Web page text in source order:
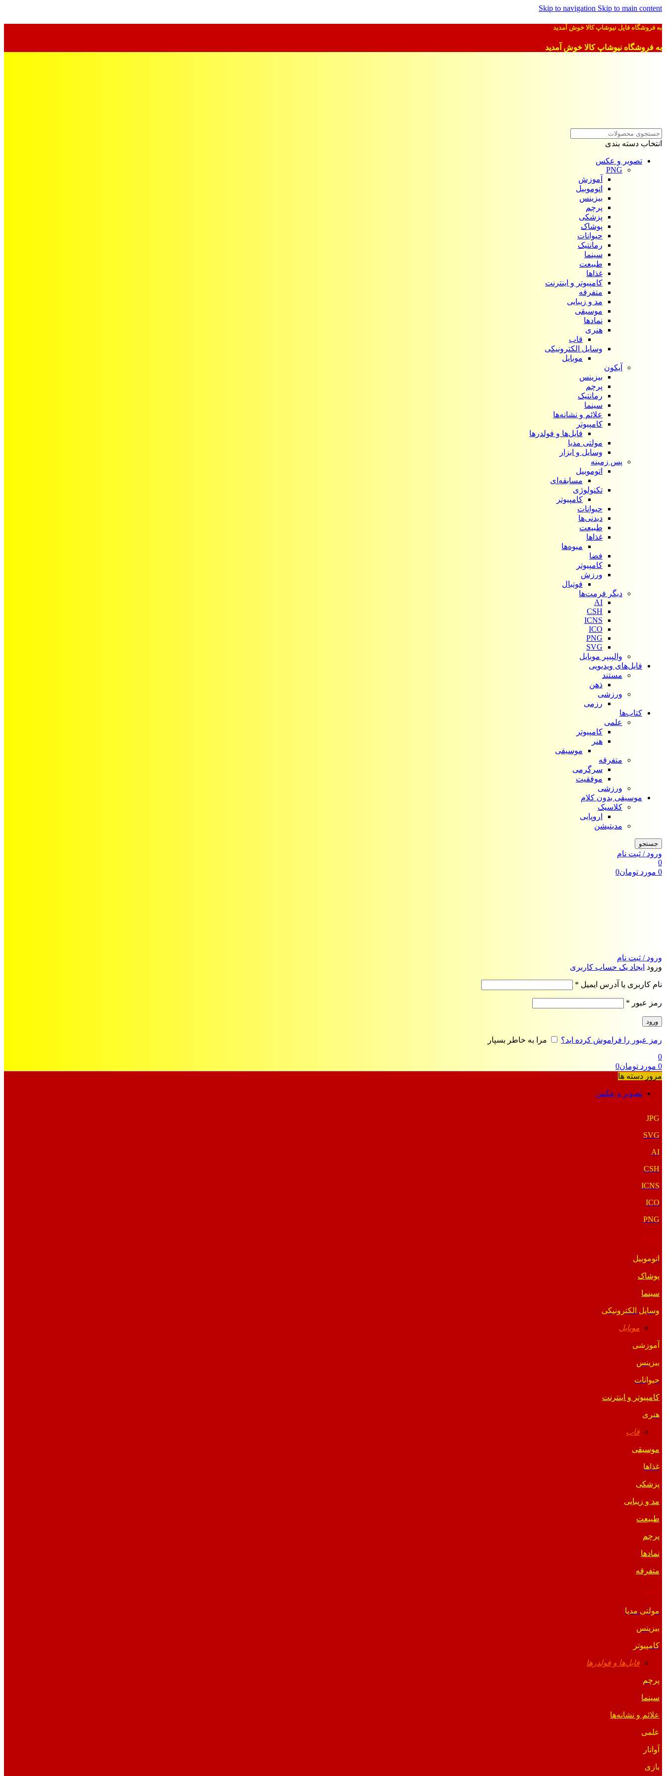
Skip to navigation Skip to main content
به فروشگاه فایل نیوشاپ کالا خوش آمدید
به فروشگاه نیوشاپ کالا خوش آمدید
انتخاب دسته بندی
تصویر و عکس
PNG
آموزش
اتوموبیل
بیزینس
پرچم
پزشکی
پوشاک
حیوانات
رمانتیک
سینما
طبیعت
غذاها
کامپیوتر و اینترنت
متفرقه
مد و زیبایی
موسیقی
نمادها
هنری
قاب
وسایل الکترونیکی
موبایل
آیکون‌
بیزینس
پرچم
رمانتیک
سینما
علائم و نشانه‌ها
کامپیوتر
فایل‌ها و فولدرها
مولتی مدیا
وسایل و ابزار
پس زمینه
اتوموبیل
مسابقه‌ای
تکنولوژی
کامپیوتر
حیوانات
دیدنی‌ها
طبیعت
غذاها
میوه‌ها
فضا
کامپیوتر
ورزش
فوتبال
دیگر فرمت‌ها
AI
CSH
ICNS
ICO
PNG
SVG
والپیپر موبایل
فایل‌های ویدیویی
مستند
ذهن
ورزشی
رزمی
کتاب‌ها
علمی
کامپیوتر
هنر
موسیقی
متفرقه
سرگرمی
موفقیت
ورزشی
موسیقی بدون کلام
کلاسیک
اروپایی
مدیتیشن
جستجو
ورود / ثبت نام
0
0 مورد تومان0
ورود / ثبت نام
ورود ایجاد یک حساب کاربری
نام کاربری یا آدرس ایمیل *
رمز عبور *
ورود
رمز عبور را فراموش کرده اید؟
مرا به خاطر بسپار
0
0 مورد تومان0
مرور دسته ها
تصویر و عکس
فرمت‌های خاص
JPG
SVG
AI
CSH
ICNS
ICO
PNG
اتوموبیل
پوشاک
سینما
وسایل الکترونیکی
موبایل
آموزشی
بیزینس
حیوانات
کامپیوتر و اینترنت
هنری
قاب
موسیقی
غذاها
پزشکی
مد و زیبایی
طبیعت
پرچم
نمادها
متفرقه
مولتی مدیا
بیزینس
کامپیوتر
فایل‌ها و فولدرها
پرچم
سینما
علائم و نشانه‌ها
علمی
آواتار
بازی